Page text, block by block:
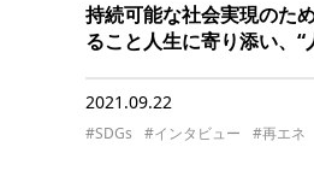
持続可能な社会実現のた
ること人生に寄り添い、
2021.09.22
#SDGs #インタビュー #再エネ